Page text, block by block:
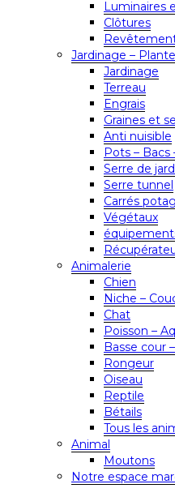
Luminaires
Clôtures
Jardinage –
Jardinage
Terreau
Engrais
Graines et
Anti nuisible
Pots – Bacs
Serre de
Serre tunnel
Carrés
Végétaux
Animalerie
Chien
Niche –
Chat
Poisson –
Basse cour
Rongeur
Oiseau
Reptile
Bétails
Tous les
Animal
Moutons
Notre espace